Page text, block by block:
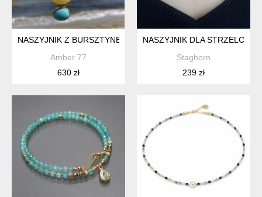
NASZYJNIK Z BURSZTYNEM I TURKUSEM
Amber 77
630 zł
NASZYJNIK DLA STRZELCA Z
Staghorn
239 zł